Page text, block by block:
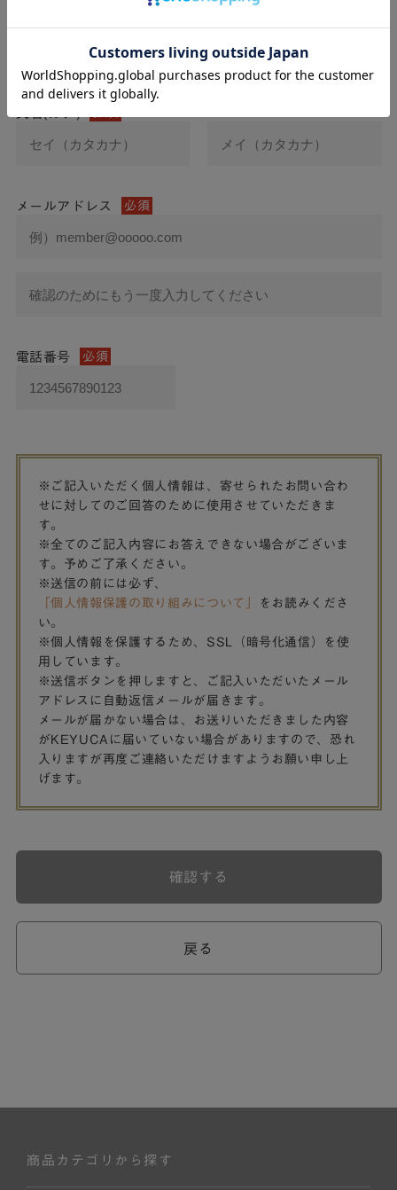
メールアドレス 必須
電話番号 必須
※ご記入いただく個人情報は、寄せられたお問い合わ
せに対してのご回答のために使用させていただきま
す。
※全てのご記入内容にお答えできない場合がございま
す。予めご了承ください。
※送信の前には必ず、
「個人情報保護の取り組みについて」
をお読みくださ
い。
※個人情報を保護するため、SSL（暗号化通信）を使
用しています。
※送信ボタンを押しますと、ご記入いただいたメール
アドレスに自動返信メールが届きます。
メールが届かない場合は、お送りいただきました内容
がKEYUCAに届いていない場合がありますので、恐れ
入りますが再度ご連絡いただけますようお願い申し上
げます。
戻る
確認する
商品カテゴリから探す